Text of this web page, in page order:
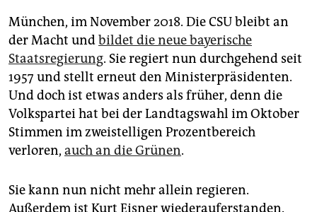
unterstützen
abo
genossenschaft
epaper login
München, im November 2018. Die CSU bleibt an
der Macht undbildet die neue bayerische
Staatsregierung. Sie regiert nun durchgehend seit
1957 und stellt erneut den Ministerpräsidenten.
Und doch ist etwas anders als früher, denn die
Volkspartei hat bei der Landtagswahl im Oktober
Stimmen im zweistelligen Prozentbereich
verloren, auch an die Grünen.
Sie kann nun nicht mehr allein regieren.
Außerdem ist Kurt Eisner wiederauferstanden.